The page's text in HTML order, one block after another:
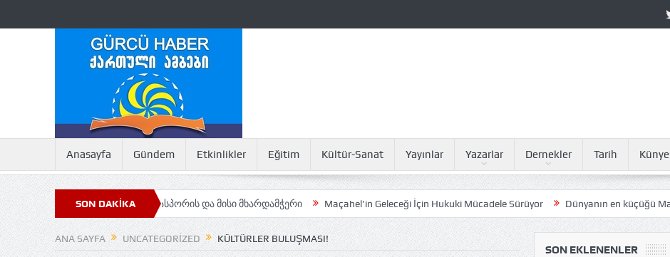
Anasayfa Gündem Etkinlikler Eğitim Kültür-Sanat Yayınlar Yazarlar Dernekler Tarih Künye
SON DAKİKA
აფხაზური დიასპორის და მისი მხარდამჭერი Maçahel’in Geleceği İçin Hukuki Mücadele Sürüyor Dünyanın en küçüğü Marmara Denizi
ANA SAYFA UNCATEGORIZED KÜLTÜRLER BULUŞMASI!
SON EKLENENLER